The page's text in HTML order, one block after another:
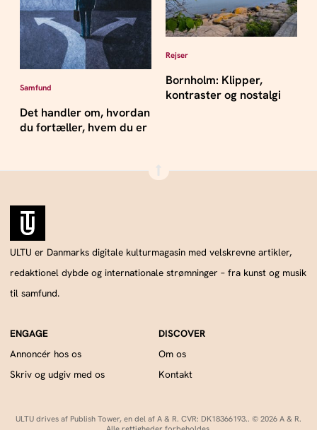
Samfund
Det handler om, hvordan
du fortæller, hvem du er
Rejser
Bornholm: Klipper,
kontraster og nostalgi
ULTU er Danmarks digitale kulturmagasin med velskrevne artikler,
redaktionel dybde og internationale strømninger – fra kunst og musik
til samfund.
Annoncér hos os
Skriv og udgiv med os
Om os
Kontakt
ULTU drives af Publish Tower, en del af A & R. CVR: DK18366193.. © 2026 A & R.